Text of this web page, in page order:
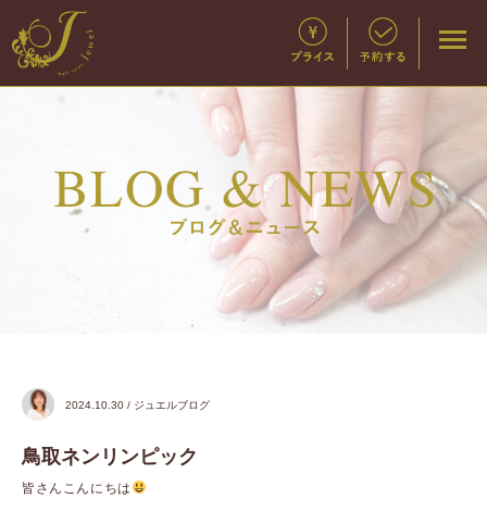
2024.10.30 / ジュエルブログ
鳥取ネンリンピック
皆さんこんにちは